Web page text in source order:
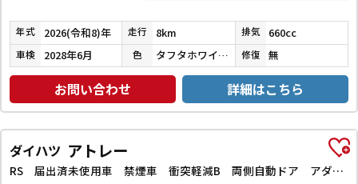
年式 2026(令和8)年 走行 8km 排気 660cc
車検 2028年6月 色 タフタホワイトⅢ 修復 無
お問い合わせ 詳細はこちら
ダイハツ アトレー
RS 届出済未使用車 禁煙車 衝突軽減B 両側自動ドア アダプティブクルーズコントロール LEDヘッドライト フォグライト スマートキー プッシュスタート 障害物センサー オートエアコン